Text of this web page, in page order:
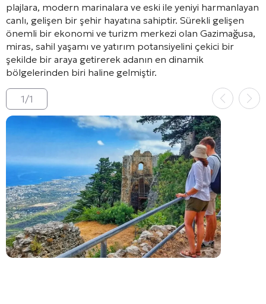
plajlara, modern marinalara ve eski ile yeniyi harmanlayan
canlı, gelişen bir şehir hayatına sahiptir. Sürekli gelişen
önemli bir ekonomi ve turizm merkezi olan Gazimağusa,
miras, sahil yaşamı ve yatırım potansiyelini çekici bir
şekilde bir araya getirerek adanın en dinamik
bölgelerinden biri haline gelmiştir.
1/1